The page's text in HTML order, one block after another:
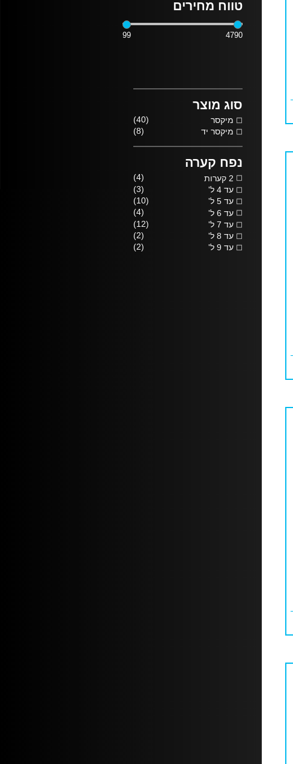
טווח מחירים
99 4790
סוג מוצר
(40)
מיקסר
(8)
מיקסר יד
נפח קערה
(4)
2 קערות
(3)
עד 4 ל'
(10)
עד 5 ל'
(4)
עד 6 ל'
(12)
עד 7 ל'
(2)
עד 8 ל'
(2)
עד 9 ל'